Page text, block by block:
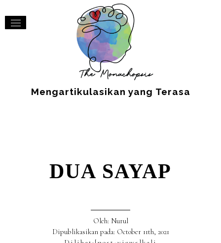
Mengartikulasikan yang Terasa
DUA SAYAP
Oleh: Nurul
Dipublikasikan pada: October 11th, 2021